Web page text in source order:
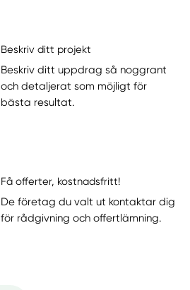
Beskriv ditt projekt
Beskriv ditt uppdrag så noggrant
och detaljerat som möjligt för
bästa resultat.
Få offerter, kostnadsfritt!
De företag du valt ut kontaktar dig
för rådgivning och offertlämning.